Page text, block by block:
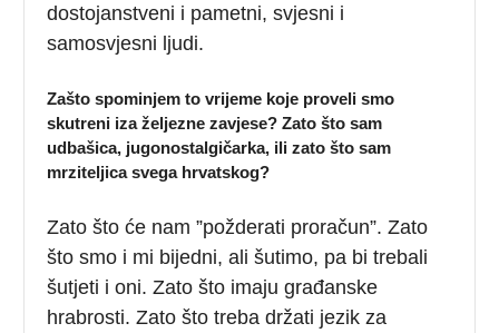
dostojanstveni i pametni, svjesni i
samosvjesni ljudi.
Zašto spominjem to vrijeme koje proveli smo
skutreni iza željezne zavjese? Zato što sam
udbašica, jugonostalgičarka, ili zato što sam
mrziteljica svega hrvatskog?
Zato što će nam ”požderati proračun”. Zato
što smo i mi bijedni, ali šutimo, pa bi trebali
šutjeti i oni. Zato što imaju građanske
hrabrosti. Zato što treba držati jezik za